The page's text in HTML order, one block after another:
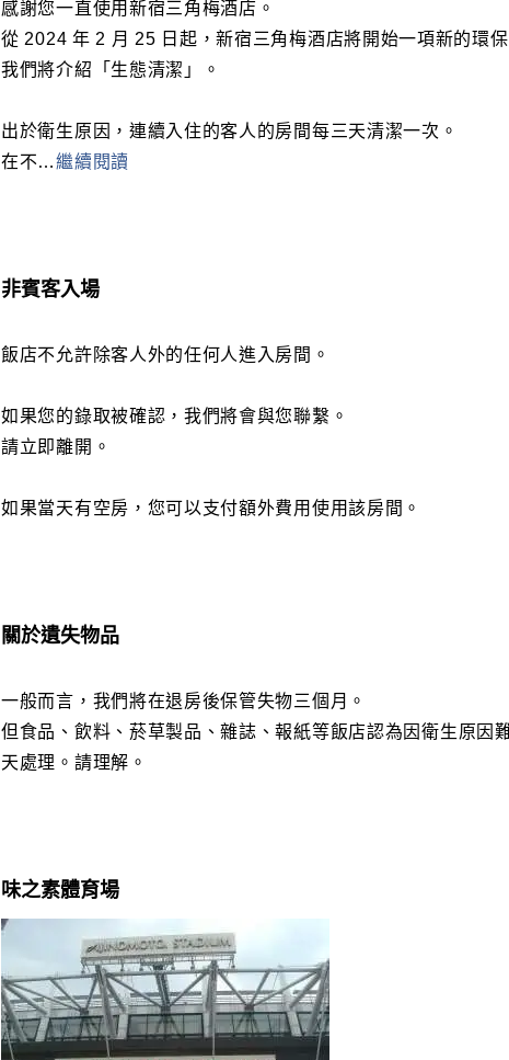
感謝您一直使用新宿三角梅酒店。
從 2024 年 2 月 25 日起，新宿三角梅酒店將開始一項新的環保
我們將介紹「生態清潔」。
出於衛生原因，連續入住的客人的房間每三天清潔一次。
在不…繼續閱讀
非賓客入場
飯店不允許除客人外的任何人進入房間。
如果您的錄取被確認，我們將會與您聯繫。
請立即離開。
如果當天有空房，您可以支付額外費用使用該房間。
關於遺失物品
一般而言，我們將在退房後保管失物三個月。
但食品、飲料、菸草製品、雜誌、報紙等飯店認為因衛生原因
天處理。請理解。
味之素體育場